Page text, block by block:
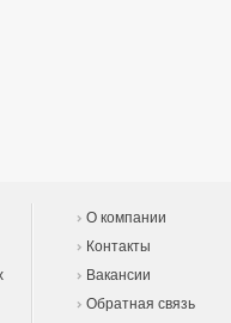
О компании
Контакты
Вакансии
Обратная связь